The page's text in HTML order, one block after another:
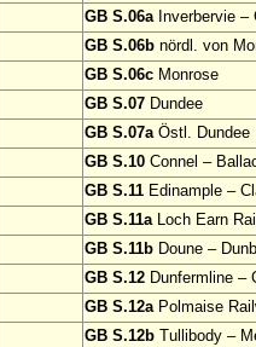
GB S.06aInverbervie –
GB S.06b nördl. von
GB S.06c Monrose
GB S.07 Dundee
GB S.07aÖstl. Dundee
GB S.10 Connel –
GB S.11 Edinample –
GB S.11aLoch Earn
GB S.11b Doune –
GB S.12 Dunfermline –
GB S.12aPolmaise
GB S.12b Tullibody –